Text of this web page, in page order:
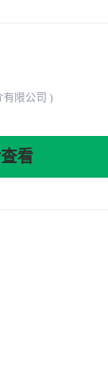
有限公司 )
看